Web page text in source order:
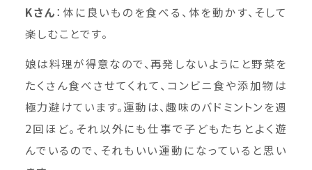
Kさん：体に良いものを食べる、体を動かす、そして
楽しむことです。
娘は料理が得意なので、再発しないようにと野菜を
たくさん食べさせてくれて、コンビニ食や添加物は
極力避けています。運動は、趣味のバドミントンを週
2回ほど。それ以外にも仕事で子どもたちとよく遊
んでいるので、それもいい運動になっていると思い